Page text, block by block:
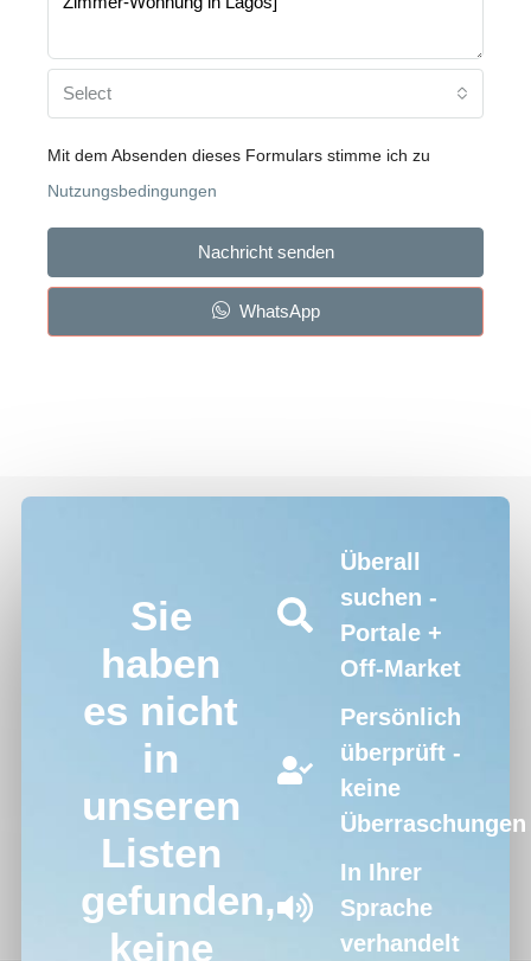
Select
Mit dem Absenden dieses Formulars stimme ich zu
Nutzungsbedingungen
Nachricht senden
WhatsApp
Sie
haben
es nicht
in
unseren
Listen
gefunden,
keine
Überall
suchen -
Portale +
Off-Market
Persönlich
überprüft -
keine
Überraschungen
In Ihrer
Sprache
verhandelt